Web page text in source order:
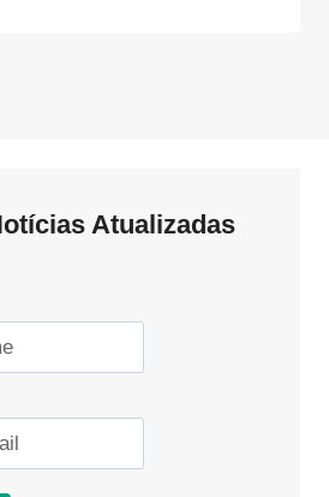
Atualizadas